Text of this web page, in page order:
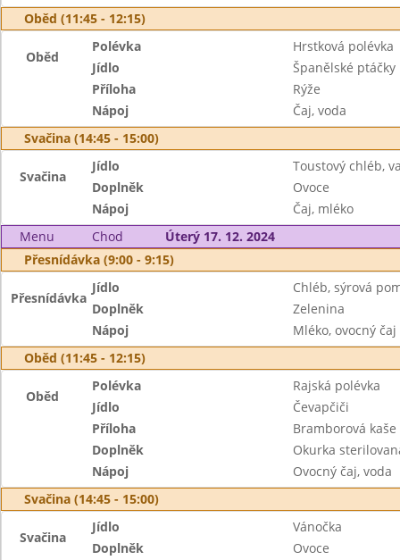
Oběd (11:45 - 12:15)
Oběd
Polévka
Hrstková polévka
Jídlo
Španělské ptáčky
Příloha
Rýže
Nápoj
Čaj, voda
Svačina (14:45 - 15:00)
Svačina
Jídlo
Toustový chléb,
Doplněk
Ovoce
Nápoj
Čaj, mléko
Menu
Chod
Úterý 17. 12. 2024
Přesnídávka (9:00 - 9:15)
Přesnídávka
Jídlo
Chléb, sýrová
Doplněk
Zelenina
Nápoj
Mléko, ovocný čaj
Oběd (11:45 - 12:15)
Oběd
Polévka
Rajská polévka
Jídlo
Čevapčiči
Příloha
Bramborová kaše
Doplněk
Okurka
Nápoj
Ovocný čaj, voda
Svačina (14:45 - 15:00)
Svačina
Jídlo
Vánočka
Doplněk
Ovoce